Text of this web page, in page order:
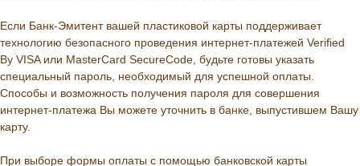
Если Банк-Эмитент вашей пластиковой карты поддерживает
технологию безопасного проведения интернет-платежей Verified
By VISA или MasterCard SecureCode, будьте готовы указать
специальный пароль, необходимый для успешной оплаты.
Способы и возможность получения пароля для совершения
интернет-платежа Вы можете уточнить в банке, выпустившем Вашу
карту.
При выборе формы оплаты с помощью банковской карты